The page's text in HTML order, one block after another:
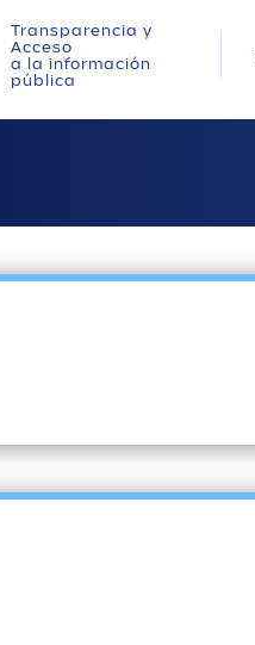
Transparencia y
Acceso
a la información
pública